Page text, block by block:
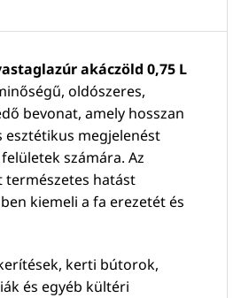
akáczöld 0,75 L
oldószeres,
bevonat, amely hosszan
esztétikus megjelenést
számára. Az
természetes hatást
kiemeli a fa erezetét és
kerti bútorok,
és egyéb kültéri